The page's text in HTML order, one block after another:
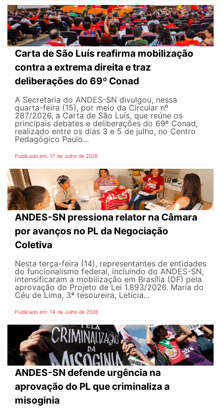
Carta de São Luís reafirma mobilização
contra a extrema direita e traz
deliberações do 69º Conad
A Secretaria do ANDES-SN divulgou, nessa
quarta-feira (15), por meio da Circular nº
287/2026, a Carta de São Luís, que reúne os
principais debates e deliberações do 69º Conad,
realizado entre os dias 3 e 5 de julho, no Centro
Pedagógico Paulo...
Publicado em: 17 de Julho de 2026
ANDES-SN pressiona relator na Câmara
por avanços no PL da Negociação
Coletiva
Nesta terça-feira (14), representantes de entidades
do funcionalismo federal, incluindo do ANDES-SN,
intensificaram a mobilização em Brasília (DF) pela
aprovação do Projeto de Lei 1.893/2026. Maria do
Céu de Lima, 3ª tesoureira, Letícia...
Publicado em: 14 de Julho de 2026
ANDES-SN defende urgência na
aprovação do PL que criminaliza a
misoginia